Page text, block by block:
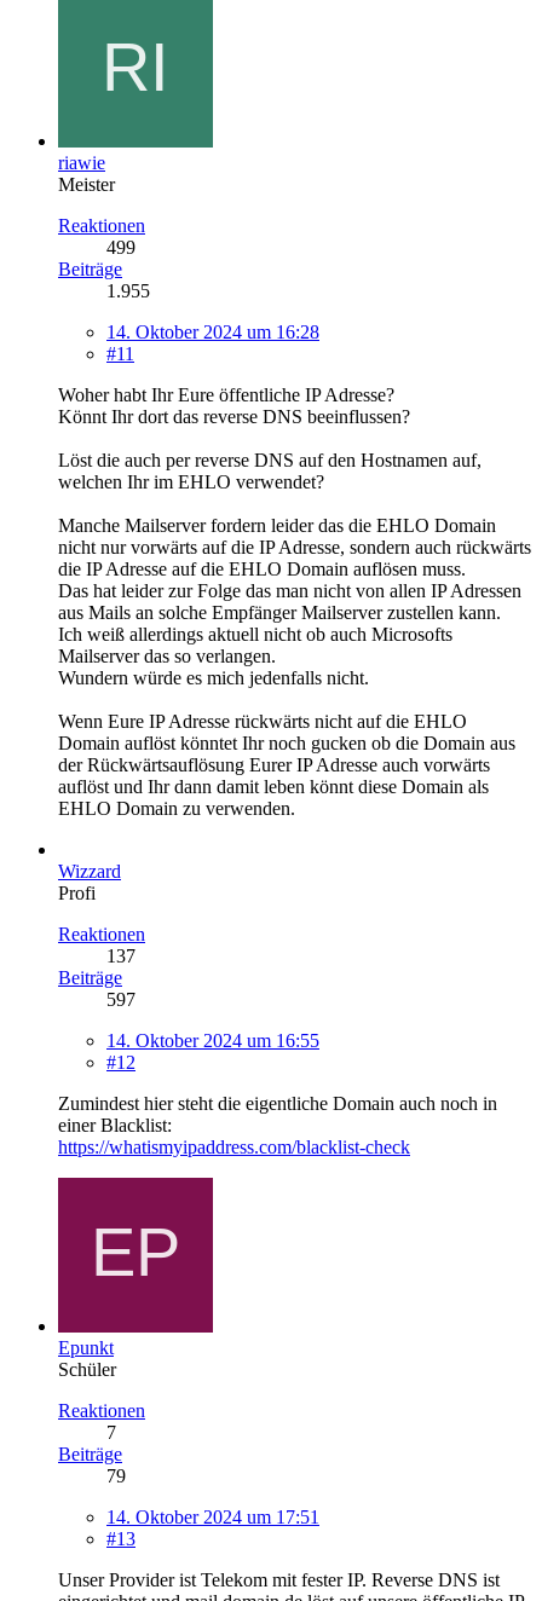
riawie
Meister
Reaktionen
499
Beiträge
1.955
14. Oktober 2024 um 16:28
#11
Woher habt Ihr Eure öffentliche IP Adresse?
Könnt Ihr dort das reverse DNS beeinflussen?
Löst die auch per reverse DNS auf den Hostnamen auf,
welchen Ihr im EHLO verwendet?
Manche Mailserver fordern leider das die EHLO Domain
nicht nur vorwärts auf die IP Adresse, sondern auch rückwärts
die IP Adresse auf die EHLO Domain auflösen muss.
Das hat leider zur Folge das man nicht von allen IP Adressen
aus Mails an solche Empfänger Mailserver zustellen kann.
Ich weiß allerdings aktuell nicht ob auch Microsofts
Mailserver das so verlangen.
Wundern würde es mich jedenfalls nicht.
Wenn Eure IP Adresse rückwärts nicht auf die EHLO
Domain auflöst könntet Ihr noch gucken ob die Domain aus
der Rückwärtsauflösung Eurer IP Adresse auch vorwärts
auflöst und Ihr dann damit leben könnt diese Domain als
EHLO Domain zu verwenden.
Wizzard
Profi
Reaktionen
137
Beiträge
597
14. Oktober 2024 um 16:55
#12
Zumindest hier steht die eigentliche Domain auch noch in
einer Blacklist:
https://whatismyipaddress.com/blacklist-check
Epunkt
Schüler
Reaktionen
7
Beiträge
79
14. Oktober 2024 um 17:51
#13
Unser Provider ist Telekom mit fester IP. Reverse DNS ist